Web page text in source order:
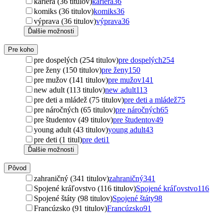
komiks (36 titulov)komiks36
výprava (36 titulov)výprava36
Ďalšie možnosti
Pre koho
pre dospelých (254 titulov)pre dospelých254
pre ženy (150 titulov)pre ženy150
pre mužov (141 titulov)pre mužov141
new adult (113 titulov)new adult113
pre deti a mládež (75 titulov)pre deti a mládež75
pre náročných (65 titulov)pre náročných65
pre študentov (49 titulov)pre študentov49
young adult (43 titulov)young adult43
pre deti (1 titul)pre deti1
Ďalšie možnosti
Pôvod
zahraničný (341 titulov)zahraničný341
Spojené kráľovstvo (116 titulov)Spojené kráľovstvo116
Spojené štáty (98 titulov)Spojené štáty98
Francúzsko (91 titulov)Francúzsko91